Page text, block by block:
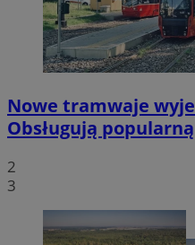
Nowe tramwaje
Obsługują
2
3